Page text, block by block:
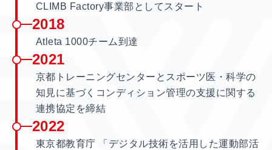
CLIMB Factory事業部としてスタート
2018
Atleta 1000チーム到達
2021
京都トレーニングセンターとスポーツ医・科学の
知見に基づくコンディション管理の支援に関する
連携協定を締結
2022
東京都教育庁 「デジタル技術を活用した運動部活